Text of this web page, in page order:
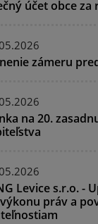
účet obce za
zámeru
na 20.
Levice s.r.o. -
práv a